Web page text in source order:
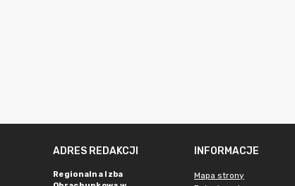
ADRES REDAKCJI
Regionalna Izba
INFORMACJE
Mapa strony